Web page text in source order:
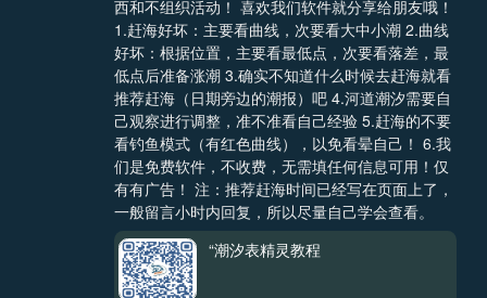
西和不组织活动！ 喜欢我们软件就分享给朋友哦！
1.赶海好坏：主要看曲线，次要看大中小潮 2.曲线
好坏：根据位置，主要看最低点，次要看落差，最
低点后准备涨潮 3.确实不知道什么时候去赶海就看
推荐赶海（日期旁边的潮报）吧 4.河道潮汐需要自
己观察进行调整，准不准看自己经验 5.赶海的不要
看钓鱼模式（有红色曲线），以免看晕自己！ 6.我
们是免费软件，不收费，无需填任何信息可用！仅
有有广告！ 注：推荐赶海时间已经写在页面上了，
一般留言小时内回复，所以尽量自己学会查看。
“潮汐表精灵教程